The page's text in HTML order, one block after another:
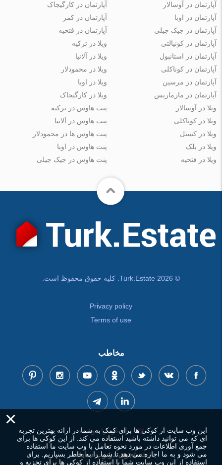
آپارتمان در آوسالار
آپارتمان در اوبا
آپارتمان در جیک جیلی
آپارتمان در کارگیجاک
آپارتمان در کمر
آپارتمان در فتحیه
آپارتمان در کونیالتی
آپارتمان در استانبول
آپارتمان در کوناکلی
آپارتمان در مرسین
آپارتمان در مارماریس
ویلا در ترکیه
ویلا در آلانیا
ویلا در محمودلار
ویلا در اوبا
ویلا در کارگیجاک
ویلا در آوسالار
ویلا در کوناکلی
ویلا در کستل
ویلا در بلک
ویلا در فتحیه
پنت هاوس در ترکیه
پنت هاوس در آلانیا
پنت هاوس ها در محمودلار
پنت هاوس در اوبا
پنت هاوس در جیک جیلی
© Turk.Estate 2026. کلیه حقوق محفوظ است.
Privacy policy
Terms of use
مخاطب
پیام خود را بنویسید
جستجوی در وب سایت
×
این وب سایت از کوکی ها برای کمک به شما در ارائه بهترین تجربه
ای که می توانید داشته باشید استفاده می کند. از این کوکی ها برای
جمع آوری اطلاعات در مورد نحوه تعامل با وب سایت ما استفاده
می شود و به ما اجازه می دهد تا شما را به خاطر بسپاریم. برای
استفاده از این وب سایت شما با استفاده از کوکی ها برای تجزیه و